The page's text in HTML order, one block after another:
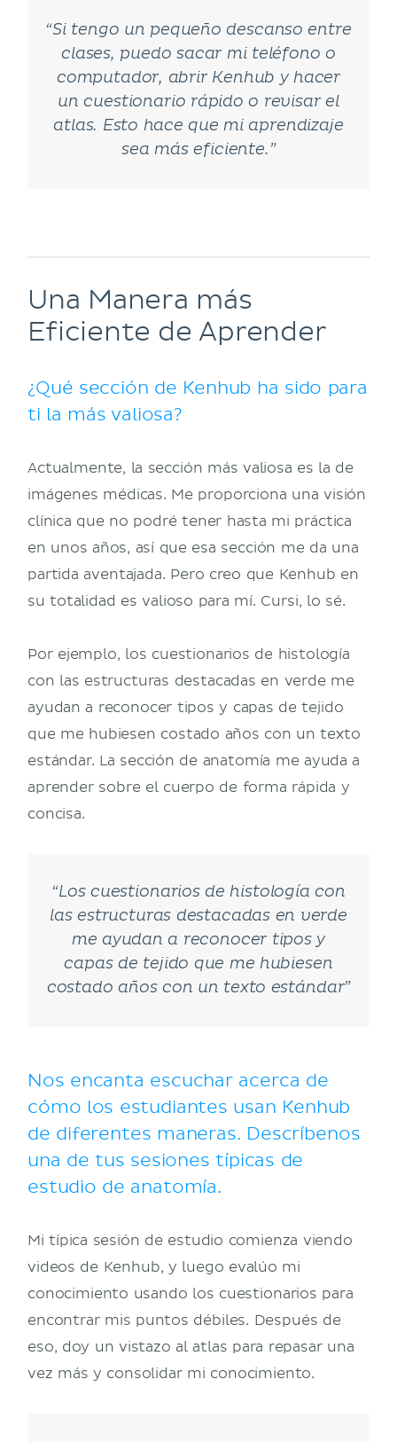
“Si tengo un pequeño descanso entre
clases, puedo sacar mi teléfono o
computador, abrir Kenhub y hacer
un cuestionario rápido o revisar el
atlas. Esto hace que mi aprendizaje
sea más eficiente.”
Una Manera más
Eficiente de Aprender
¿Qué sección de Kenhub ha sido para
ti la más valiosa?
Actualmente, la sección más valiosa es la de
imágenes médicas. Me proporciona una visión
clínica que no podré tener hasta mi práctica
en unos años, así que esa sección me da una
partida aventajada. Pero creo que Kenhub en
su totalidad es valioso para mí. Cursi, lo sé.
Por ejemplo, los cuestionarios de histología
con las estructuras destacadas en verde me
ayudan a reconocer tipos y capas de tejido
que me hubiesen costado años con un texto
estándar. La sección de anatomía me ayuda a
aprender sobre el cuerpo de forma rápida y
concisa.
“Los cuestionarios de histología con
las estructuras destacadas en verde
me ayudan a reconocer tipos y
capas de tejido que me hubiesen
costado años con un texto estándar”
Nos encanta escuchar acerca de
cómo los estudiantes usan Kenhub
de diferentes maneras. Descríbenos
una de tus sesiones típicas de
estudio de anatomía.
Mi típica sesión de estudio comienza viendo
videos de Kenhub, y luego evalúo mi
conocimiento usando los cuestionarios para
encontrar mis puntos débiles. Después de
eso, doy un vistazo al atlas para repasar una
vez más y consolidar mi conocimiento.